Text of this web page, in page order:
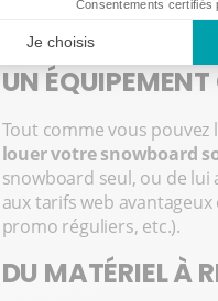
la location, en
ado, il y a donc du choix,
UN
Tout comme vous pouvez
louer votre snowboard
snowboard seul, ou de lui
aux tarifs web
promo réguliers, etc.).
DU MATÉRIEL À